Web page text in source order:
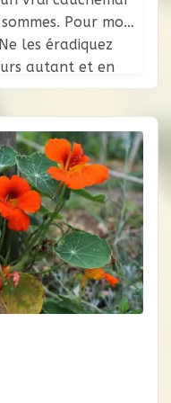
Pour moi
les éradiquez
autant et en
le couvert à
qui